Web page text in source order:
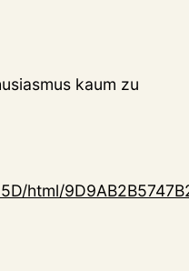
kaum zu
html/